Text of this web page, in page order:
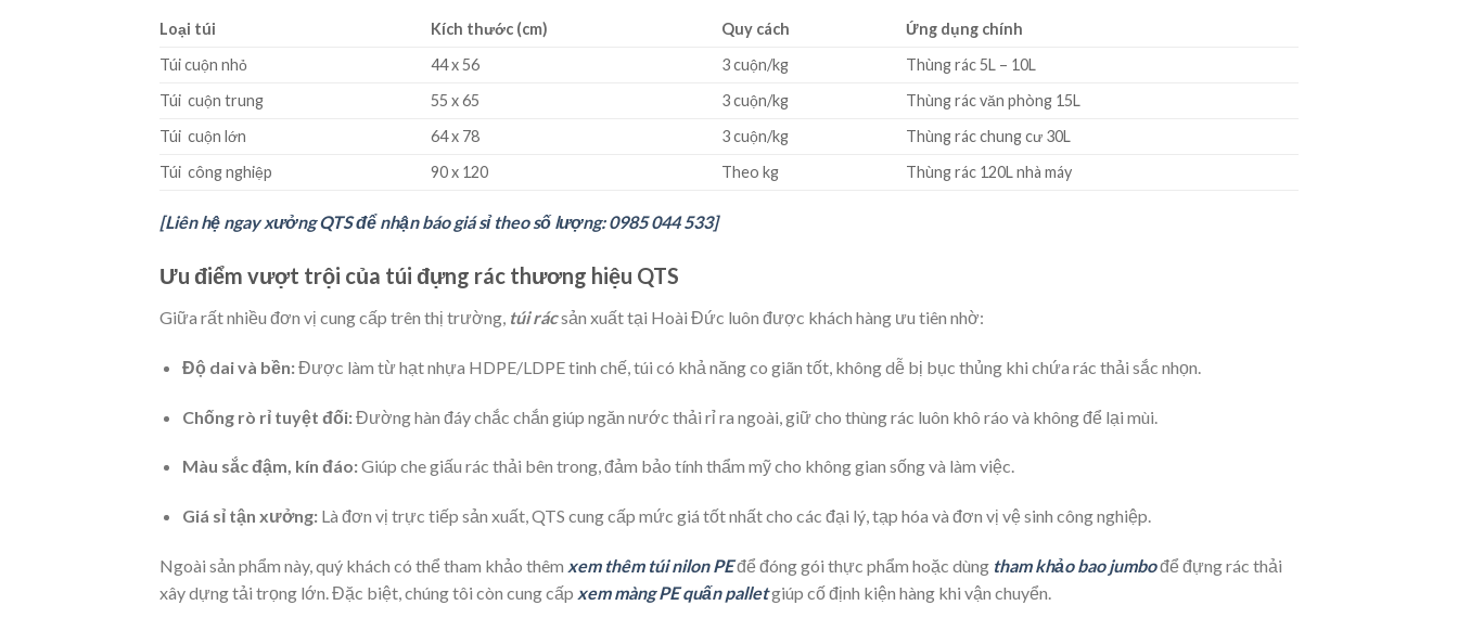
Loại túi Kích thước (cm) Quy cách
Ứng dụng chính
Túi cuộn nhỏ
44 x 56 3 cuộn/kg
Thùng rác 5L – 10L
Túi cuộn trung
55 x 65 3 cuộn/kg
Thùng rác văn phòng 15L
Túi cuộn lớn
64 x 78 3 cuộn/kg
Thùng rác chung cư 30L
Túi công nghiệp
90 x 120 Theo kg Thùng rác 120L nhà máy
[Liên hệ ngay xưởng QTS để nhận báo giá sỉ theo số lượng: 0985 044 533]
Ưu điểm vượt trội của túi đựng rác thương hiệu QTS
Giữa rất nhiều đơn vị cung cấp trên thị trường, túi rácsản xuất tại Hoài Đức luôn được khách hàng ưu tiên nhờ:
Độ dai và bền:Được làm từ hạt nhựa HDPE/LDPE tinh chế, túi có khả năng co giãn tốt, không dễ bị bục thủng khi chứa rác thải sắc nhọn.
Chống rò rỉ tuyệt đối:Đường hàn đáy chắc chắn giúp ngăn nước thải rỉ ra ngoài, giữ cho thùng rác luôn khô ráo và không để lại mùi.
Màu sắc đậm, kín đáo:Giúp che giấu rác thải bên trong, đảm bảo tính thẩm mỹ cho không gian sống và làm việc.
Giá sỉ tận xưởng:Là đơn vị trực tiếp sản xuất, QTS cung cấp mức giá tốt nhất cho các đại lý, tạp hóa và đơn vị vệ sinh công nghiệp.
Ngoài sản phẩm này, quý khách có thể tham khảo thêm xem thêm túi nilon PEđể đóng gói thực phẩm hoặc dùng tham khảo bao jumbođể đựng rác thải
xây dựng tải trọng lớn. Đặc biệt, chúng tôi còn cung cấp xem màng PE quấn palletgiúp cố định kiện hàng khi vận chuyển.